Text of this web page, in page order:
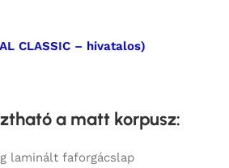
CLASSIC – hivatalos)
a matt korpusz:
laminált faforgácslap